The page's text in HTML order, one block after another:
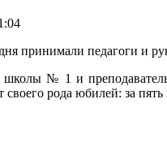
принимали педагоги и
школы № 1 и
рода юбилей: за